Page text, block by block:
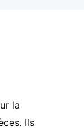
la
Ils